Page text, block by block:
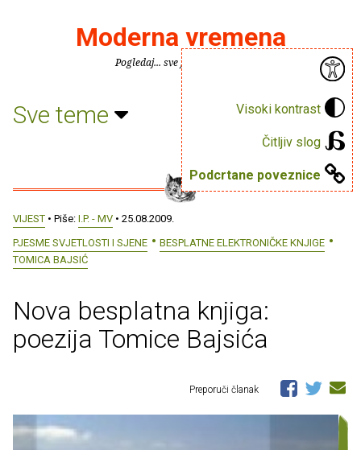
Visoki kontrast
Čitljiv slog
Podcrtane poveznice
Moderna vremena
Pogledaj... sve je puno knjiga.
Sve teme
VIJEST • Piše: I.P. - MV • 25.08.2009.
PJESME SVJETLOSTI I SJENE
BESPLATNE ELEKTRONIČKE KNJIGE
TOMICA BAJSIĆ
Nova besplatna knjiga:
poezija Tomice Bajsića
Preporuči članak